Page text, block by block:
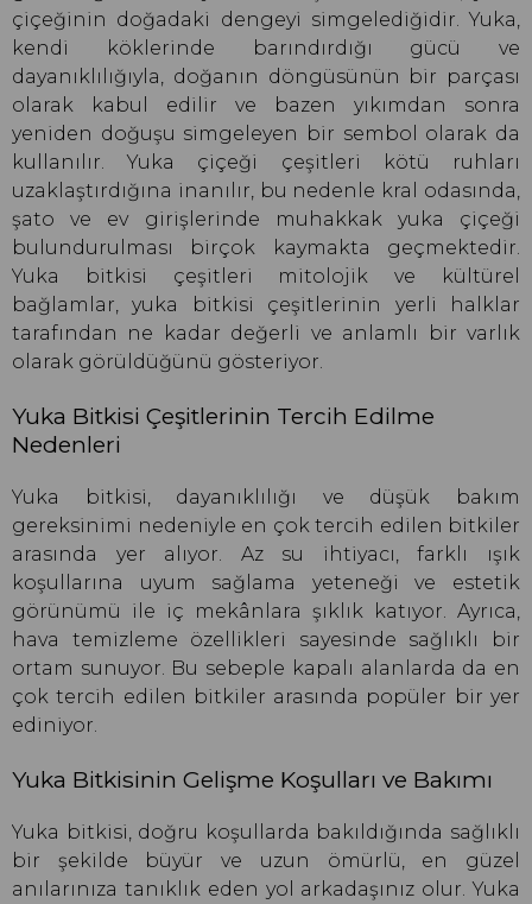
çiçeğinin doğadaki dengeyi simgelediğidir. Yuka,
kendi köklerinde barındırdığı gücü ve
dayanıklılığıyla, doğanın döngüsünün bir parçası
olarak kabul edilir ve bazen yıkımdan sonra
yeniden doğuşu simgeleyen bir sembol olarak da
kullanılır. Yuka çiçeği çeşitleri kötü ruhları
uzaklaştırdığına inanılır, bu nedenle kral odasında,
şato ve ev girişlerinde muhakkak yuka çiçeği
bulundurulması birçok kaymakta geçmektedir.
Yuka bitkisi çeşitleri mitolojik ve kültürel
bağlamlar, yuka bitkisi çeşitlerinin yerli halklar
tarafından ne kadar değerli ve anlamlı bir varlık
olarak görüldüğünü gösteriyor.
Yuka Bitkisi Çeşitlerinin Tercih Edilme
Nedenleri
Yuka bitkisi, dayanıklılığı ve düşük bakım
gereksinimi nedeniyle en çok tercih edilen bitkiler
arasında yer alıyor. Az su ihtiyacı, farklı ışık
koşullarına uyum sağlama yeteneği ve estetik
görünümü ile iç mekânlara şıklık katıyor. Ayrıca,
hava temizleme özellikleri sayesinde sağlıklı bir
ortam sunuyor. Bu sebeple kapalı alanlarda da en
çok tercih edilen bitkiler arasında popüler bir yer
ediniyor.
Yuka Bitkisinin Gelişme Koşulları ve Bakımı
Yuka bitkisi, doğru koşullarda bakıldığında sağlıklı
bir şekilde büyür ve uzun ömürlü, en güzel
anılarınıza tanıklık eden yol arkadaşınız olur. Yuka